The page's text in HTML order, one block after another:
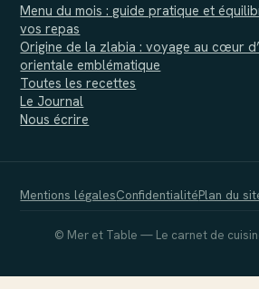
Menu du mois : guide pratique et
vos repas
Origine de la zlabia : voyage au cœur
orientale emblématique
Toutes les recettes
Le Journal
Nous écrire
Mentions légalesConfidentialitéPlan du
© Mer et Table — Le carnet de